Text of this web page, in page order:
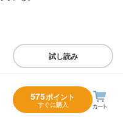
試し読み
575ポイント
すぐに購入